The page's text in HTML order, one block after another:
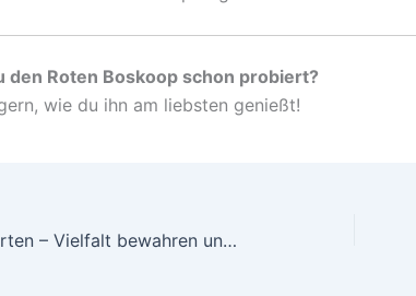
den Roten Boskoop schon probiert?
wie du ihn am liebsten genießt!
Alte Apfelsorten – Vielfalt bewahren und Genuss erleben